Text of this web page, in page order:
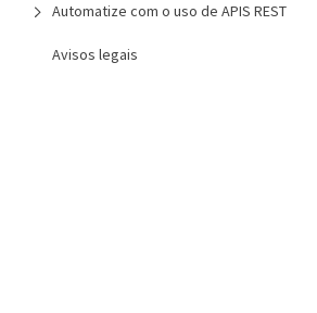
Automatize com o uso de APIS REST
Avisos legais